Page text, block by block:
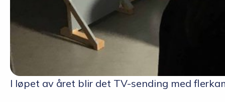
I løpet av året blir det TV-sending med